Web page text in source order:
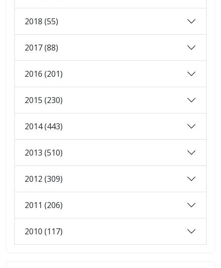
2018 (55)
2017 (88)
2016 (201)
2015 (230)
2014 (443)
2013 (510)
2012 (309)
2011 (206)
2010 (117)